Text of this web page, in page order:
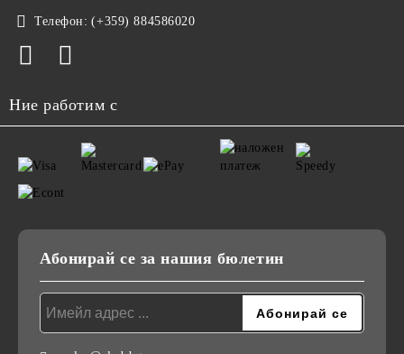
Телефон: (+359) 884586020
Ние работим с
Абонирай се за нашия бюлетин